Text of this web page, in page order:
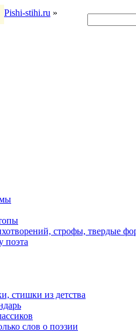
строфы, твердые
поэта
стишки из детства
слов о поэзии
Pishi-stihi.ru »